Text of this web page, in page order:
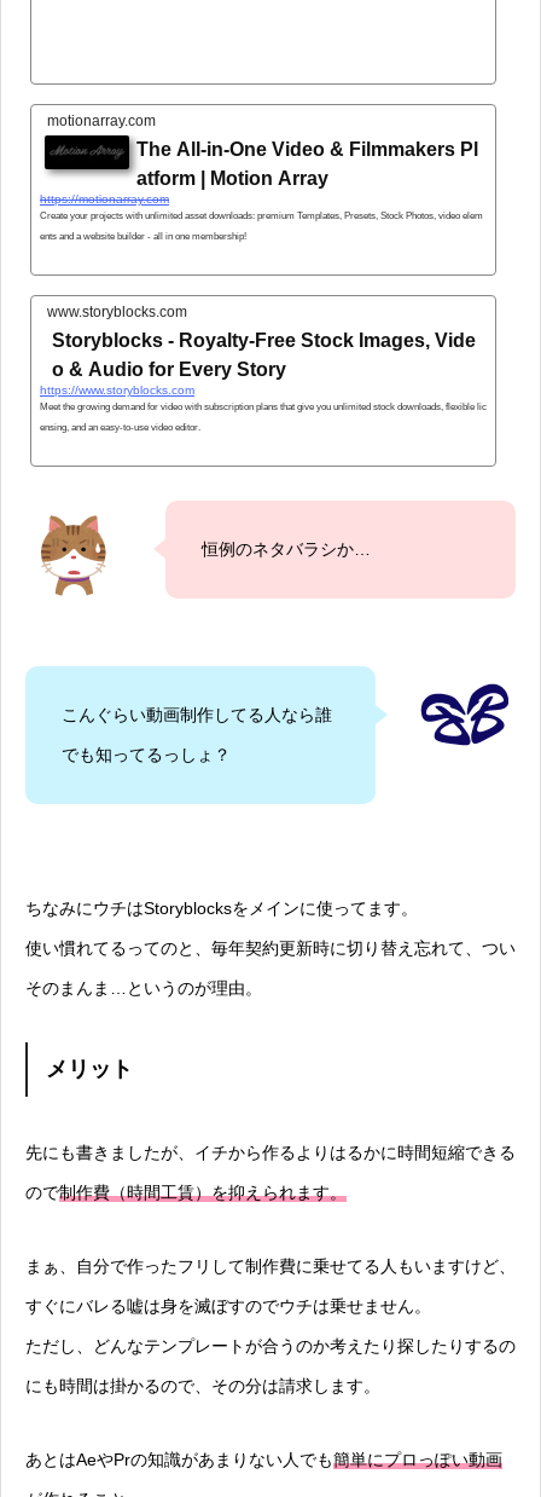
motionarray.com
The All-in-One Video & Filmmakers Pl
atform | Motion Array
https://motionarray.com
Create your projects with unlimited asset downloads: premium Templates, Presets, Stock Photos, video elem
ents and a website builder - all in one membership!
www.storyblocks.com
Storyblocks - Royalty-Free Stock Images, Vide
o & Audio for Every Story
https://www.storyblocks.com
Meet the growing demand for video with subscription plans that give you unlimited stock downloads, flexible lic
ensing, and an easy-to-use video editor.
恒例のネタバラシか…
こんぐらい動画制作してる人なら誰
でも知ってるっしょ？
ちなみにウチはStoryblocksをメインに使ってます。
使い慣れてるってのと、毎年契約更新時に切り替え忘れて、つい
そのまんま…というのが理由。
メリット
先にも書きましたが、イチから作るよりはるかに時間短縮できる
ので制作費（時間工賃）を抑えられます。
まぁ、自分で作ったフリして制作費に乗せてる人もいますけど、
すぐにバレる嘘は身を滅ぼすのでウチは乗せません。
ただし、どんなテンプレートが合うのか考えたり探したりするの
にも時間は掛かるので、その分は請求します。
あとはAeやPrの知識があまりない人でも簡単にプロっぽい動画